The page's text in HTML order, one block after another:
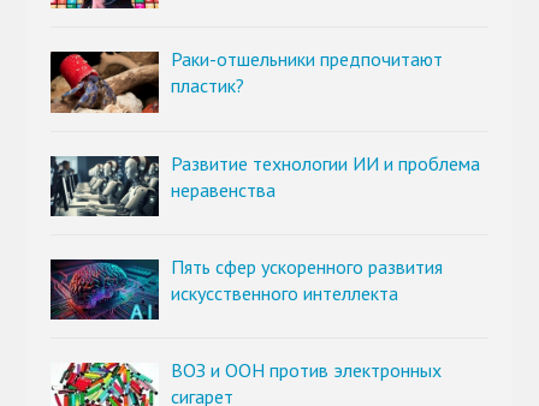
Раки-отшельники предпочитают
пластик?
Развитие технологии ИИ и проблема
неравенства
Пять сфер ускоренного развития
искусственного интеллекта
ВОЗ и ООН против электронных
сигарет